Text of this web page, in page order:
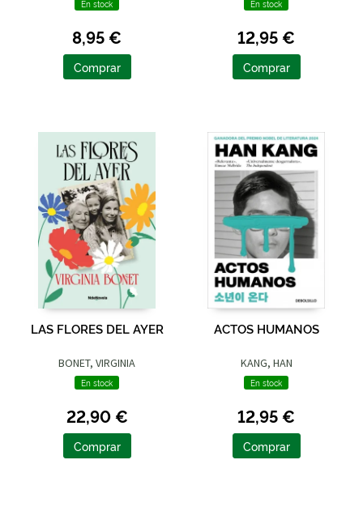
En stock
8,95 €
Comprar
En stock
12,95 €
Comprar
LAS FLORES DEL AYER
BONET, VIRGINIA
En stock
22,90 €
Comprar
ACTOS HUMANOS
KANG, HAN
En stock
12,95 €
Comprar